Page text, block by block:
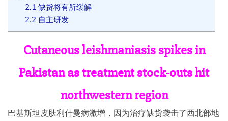
2.1 缺货将有所缓解
2.2自主研发
Cutaneous leishmaniasis spikes in
Pakistan as treatment stock-outs hit
northwestern region
巴基斯坦皮肤利什曼病激增，因为治疗缺货袭击了西北部地